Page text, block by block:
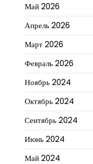
Май 2026
Апрель 2026
Март 2026
Февраль 2026
Ноябрь 2024
Октябрь 2024
Сентябрь 2024
Июнь 2024
Май 2024